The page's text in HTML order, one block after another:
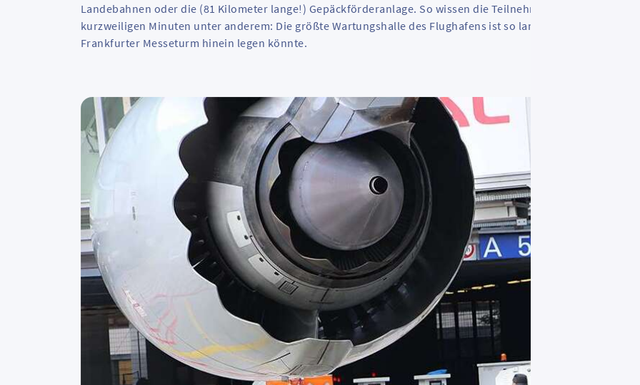
Landebahnen oder die (81 Kilometer lange!) Gepäckförderanlage. So wissen die Teilnehmer nach 45
kurzweiligen Minuten unter anderem: Die größte Wartungshalle des Flughafens ist so lang, dass man den
Frankfurter Messeturm hinein legen könnte.